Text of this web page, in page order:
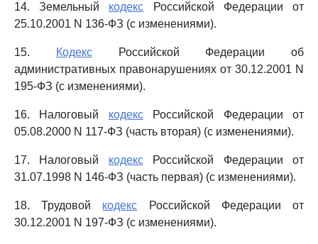
14. Земельный кодекс Российской Федерации от
25.10.2001 N 136-ФЗ (с изменениями).
15. КодексРоссийской Федерации об
административных правонарушениях от 30.12.2001 N
195-ФЗ (с изменениями).
16. Налоговый кодексРоссийской Федерации от
05.08.2000 N 117-ФЗ (часть вторая) (с изменениями).
17. Налоговый кодексРоссийской Федерации от
31.07.1998 N 146-ФЗ (часть первая) (с изменениями).
18. Трудовой кодекс Российской Федерации от
30.12.2001 N 197-ФЗ (с изменениями).